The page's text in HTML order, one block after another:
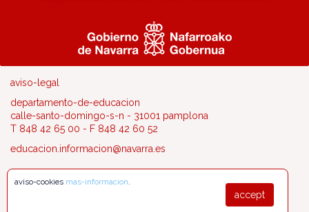
aviso-legal
departamento-de-educacion
calle-santo-domingo-s-n - 31001 pamplona
T 848 42 65 00 - F 848 42 60 52
educacion.informacion@navarra.es
accept
aviso-cookies mas-informacion.